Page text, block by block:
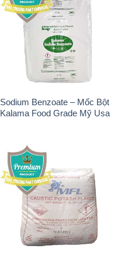
Sodium Benzoate – Mốc Bột
Kalama Food Grade Mỹ Usa